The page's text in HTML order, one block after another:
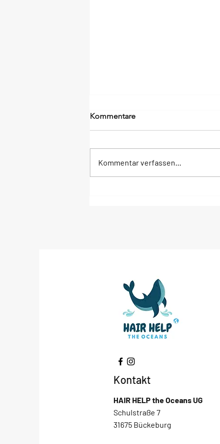
Kommentare
Kommentar verfassen...
Kontakt
HAIR HELP the OceansUG
Schulstraße 7
31675 Bückeburg